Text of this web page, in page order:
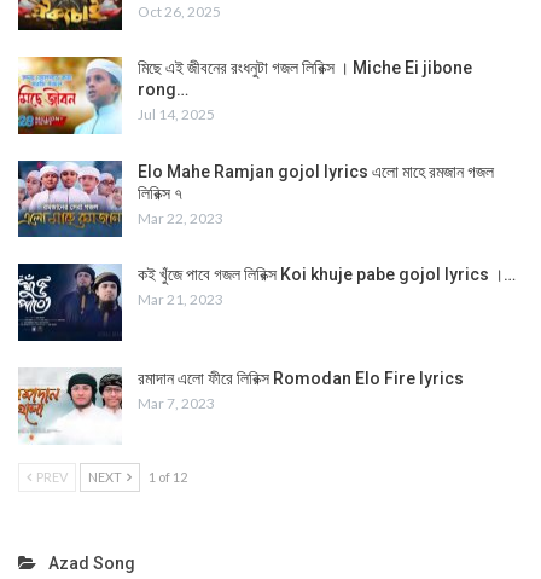
Oct 26, 2025
মিছে এই জীবনের রংধনুটা গজল লিরিক্স । Miche Ei jibone
rong…
Jul 14, 2025
Elo Mahe Ramjan gojol lyrics এলো মাহে রমজান গজল
লিরিক্স ৭
Mar 22, 2023
কই খুঁজে পাবে গজল লিরিক্স Koi khuje pabe gojol lyrics ।…
Mar 21, 2023
রমাদান এলো ফীরে লিরিক্স Romodan Elo Fire lyrics
Mar 7, 2023
PREV NEXT 1 of 12
Azad Song